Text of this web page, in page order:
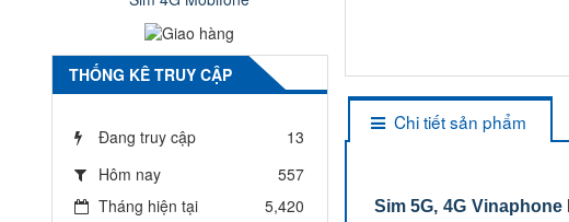
Chi tiết sản phẩm
Sim 5G, 4G Vinaphone
THỐNG KÊ TRUY CẬP
Đang truy cập
13
Hôm nay
557
Tháng hiện tại
5,420